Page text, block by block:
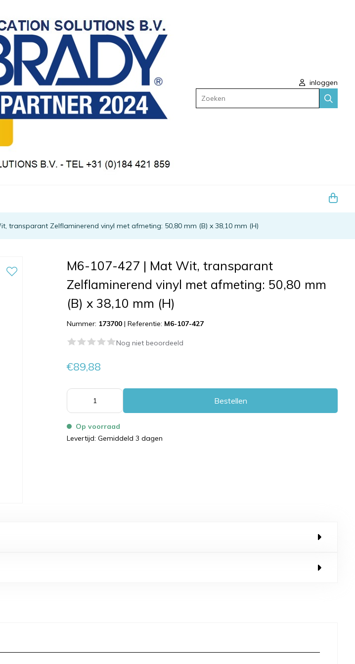
inloggen
Zoeken
transparant Zelflaminerend vinyl met afmeting: 50,80 mm (B) x 38,10 mm (H)
M6-107-427 | Mat Wit, transparant
Zelflaminerend vinyl met afmeting: 50,80 mm
(B) x 38,10 mm (H)
Nummer: 173700 |Referentie: M6-107-427
Nog niet beoordeeld
€89,88
Bestellen
Op voorraad
Levertijd: Gemiddeld 3 dagen